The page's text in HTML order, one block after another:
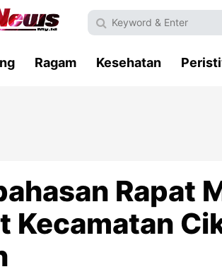
Ragam Kesehatan
Rapat
Kecamatan